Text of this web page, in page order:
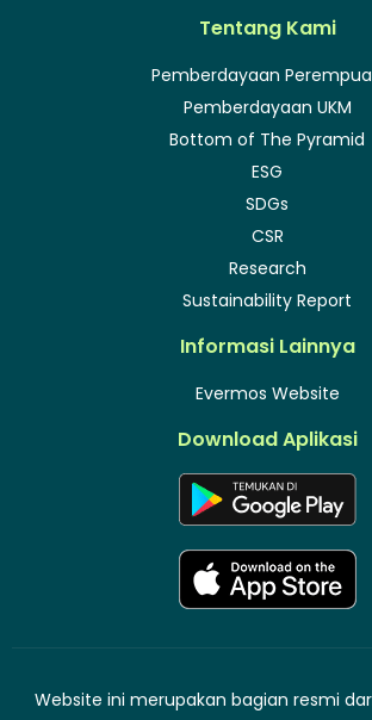
Tentang Kami
Pemberdayaan
Pemberdayaan UKM
Bottom of The Pyramid
ESG
SDGs
CSR
Research
Sustainability Report
Informasi Lainnya
Evermos Website
Download Aplikasi
Website ini merupakan bagian resmi